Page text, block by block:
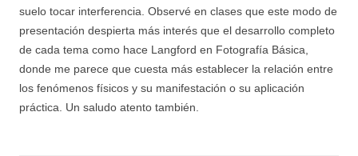
suelo tocar interferencia. Observé en clases que este modo de
presentación despierta más interés que el desarrollo completo
de cada tema como hace Langford en Fotografía Básica,
donde me parece que cuesta más establecer la relación entre
los fenómenos físicos y su manifestación o su aplicación
práctica. Un saludo atento también.